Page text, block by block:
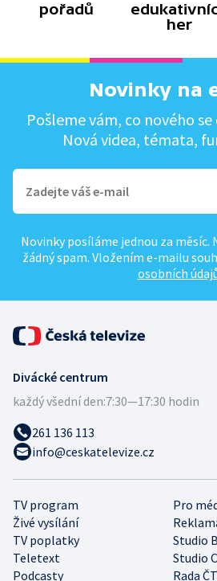
pořadů
her
Novinky na
Pošleme vám, co nového se
Nová videa, témata,
Novinky posíláme jednou za měsíc.
žádný spam. Vložením e-mailu
osobních